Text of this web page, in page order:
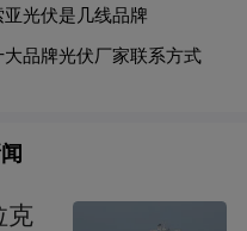
是在美国、加拿大
俄罗斯队被禁赛彻
伊朗队这边亲自宣
美国不给伊朗人开
克